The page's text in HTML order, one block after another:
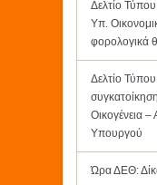
Δελτίο
Υπ.
φορολογικά
Δελτίο
Οικογένεια –
Υπουργού
Ώρα ΔΕΘ: